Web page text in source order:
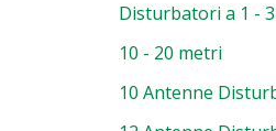
Disturbatori a 1 -
10 - 20 metri
10 Antenne